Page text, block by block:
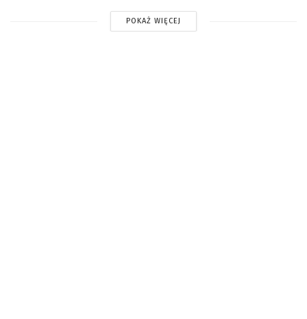
POKAŻ WIĘCEJ